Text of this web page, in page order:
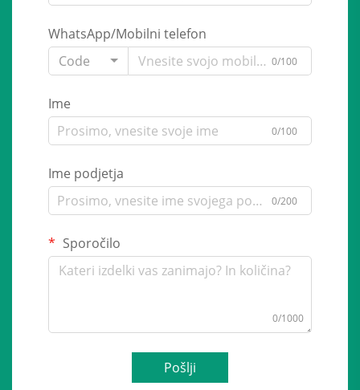
WhatsApp/Mobilni telefon
Code
0/100
Ime
0/100
Ime podjetja
0/200
Sporočilo
0/1000
Pošlji